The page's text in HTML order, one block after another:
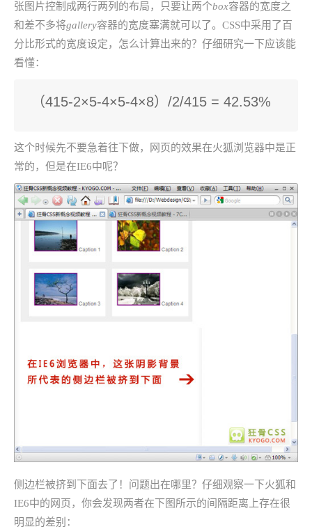
张图片控制成两行两列的布局，只要让两个box容器的宽度之
和差不多将gallery容器的宽度塞满就可以了。CSS中采用了百
分比形式的宽度设定，怎么计算出来的？仔细研究一下应该能
看懂：
（415-2×5-4×5-4×8）/2/415 = 42.53%
这个时候先不要急着往下做，网页的效果在火狐浏览器中是正
常的，但是在IE6中呢？
侧边栏被挤到下面去了！问题出在哪里？仔细观察一下火狐和
IE6中的网页，你会发现两者在下图所示的间隔距离上存在很
明显的差别：